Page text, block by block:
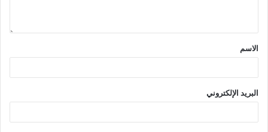
الاسم
البريد الإلكتروني